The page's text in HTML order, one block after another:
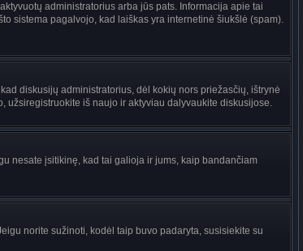
administratorius arba jūs pats. Informacija apie tai
sistema pagalvojo, kad laiškas yra internetinė šiukšlė (spam).
diskusijų administratorius, dėl kokių nors priežasčių, ištrynė
užsiregistruokite iš naujo ir aktyviau dalyvaukite diskusijose.
nesate įsitikinę, kad tai galioja ir jums, kaip bandančiam
norite sužinoti, kodėl taip buvo padaryta, susisiekite su